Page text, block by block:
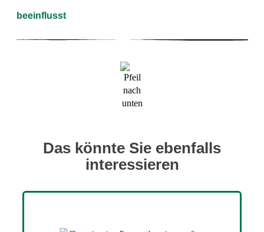
beeinflusst
Das könnte Sie ebenfalls
interessieren